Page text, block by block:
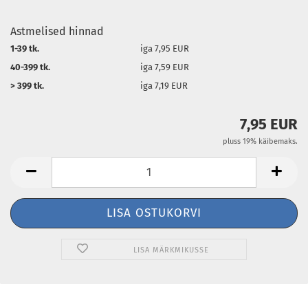
Astmelised hinnad
1-39 tk.
iga 7,95 EUR
40-399 tk.
iga 7,59 EUR
> 399 tk.
iga 7,19 EUR
7,95 EUR
pluss 19% käibemaks.
LISA MÄRKMIKUSSE